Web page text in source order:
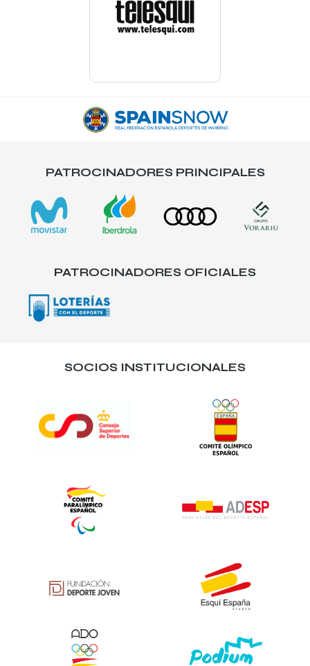
PATROCINADORES PRINCIPALES
PATROCINADORES OFICIALES
SOCIOS INSTITUCIONALES